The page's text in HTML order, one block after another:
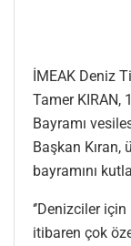
İMEAK Deniz
Tamer KIRAN,
Bayramı
Başkan Kıran,
bayramını
‘’Denizciler
itibaren çok